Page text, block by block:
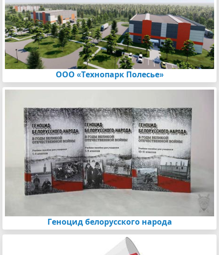
ООО «Технопарк Полесье»
Геноцид белорусского народа